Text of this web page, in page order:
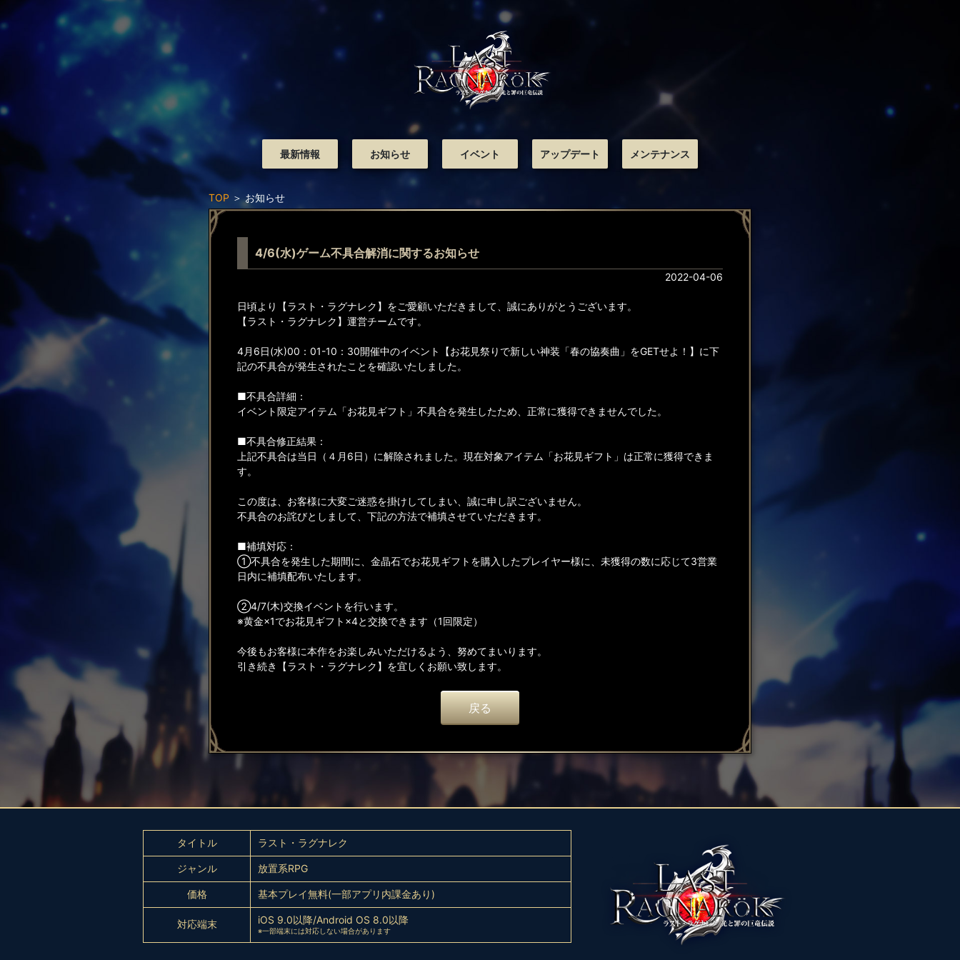
最新情報 お知らせ イベント アップデート メンテナンス
TOP ＞ お知らせ
4/6(水)ゲーム不具合解消に関するお知らせ
2022-04-06
日頃より【ラスト・ラグナレク】をご愛顧いただきまして、誠にありがとうございます。
【ラスト・ラグナレク】運営チームです。
4月6日(水)00：01-10：30開催中のイベント【お花見祭りで新しい神装「春の協奏曲」をGETせよ！】に下
記の不具合が発生されたことを確認いたしました。
■不具合詳細：
イベント限定アイテム「お花見ギフト」不具合を発生したため、正常に獲得できませんでした。
■不具合修正結果：
上記不具合は当日（４月6日）に解除されました。現在対象アイテム「お花見ギフト」は正常に獲得できま
す。
この度は、お客様に大変ご迷惑を掛けしてしまい、誠に申し訳ございません。
不具合のお詫びとしまして、下記の方法で補填させていただきます。
■補填対応：
①不具合を発生した期間に、金晶石でお花見ギフトを購入したプレイヤー様に、未獲得の数に応じて3営業
日内に補填配布いたします。
②4/7(木)交換イベントを行います。
※黄金×1でお花見ギフト×4と交換できます（1回限定）
今後もお客様に本作をお楽しみいただけるよう、努めてまいります。
引き続き【ラスト・ラグナレク】を宜しくお願い致します。
戻る
タイトル ラスト・ラグナレク
ジャンル 放置系RPG
価格 基本プレイ無料(一部アプリ内課金あり)
対応端末 iOS 9.0以降/Android OS 8.0以降
※一部端末には対応しない場合があります